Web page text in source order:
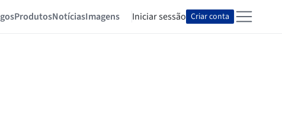
ProdutosNotíciasImagens Iniciar sessão Criar conta